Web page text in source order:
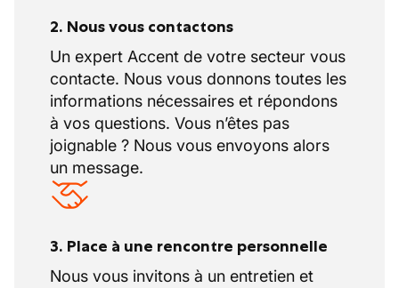
2. Nous vous contactons
Un expert Accent de votre secteur vous
contacte. Nous vous donnons toutes les
informations nécessaires et répondons
à vos questions. Vous n’êtes pas
joignable ? Nous vous envoyons alors
un message.
3. Place à une rencontre personnelle
Nous vous invitons à un entretien et